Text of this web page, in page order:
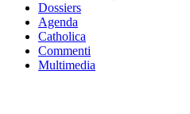
Dossiers
Agenda
Catholica
Commenti
Multimedia